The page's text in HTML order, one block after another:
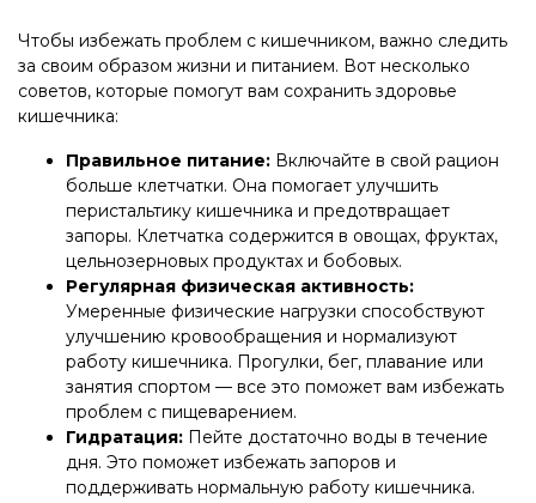
Чтобы избежать проблем с кишечником, важно следить
за своим образом жизни и питанием. Вот несколько
советов, которые помогут вам сохранить здоровье
кишечника:
Правильное питание: Включайте в свой рацион
больше клетчатки. Она помогает улучшить
перистальтику кишечника и предотвращает
запоры. Клетчатка содержится в овощах, фруктах,
цельнозерновых продуктах и бобовых.
Регулярная физическая активность:
Умеренные физические нагрузки способствуют
улучшению кровообращения и нормализуют
работу кишечника. Прогулки, бег, плавание или
занятия спортом — все это поможет вам избежать
проблем с пищеварением.
Гидратация: Пейте достаточно воды в течение
дня. Это поможет избежать запоров и
поддерживать нормальную работу кишечника.